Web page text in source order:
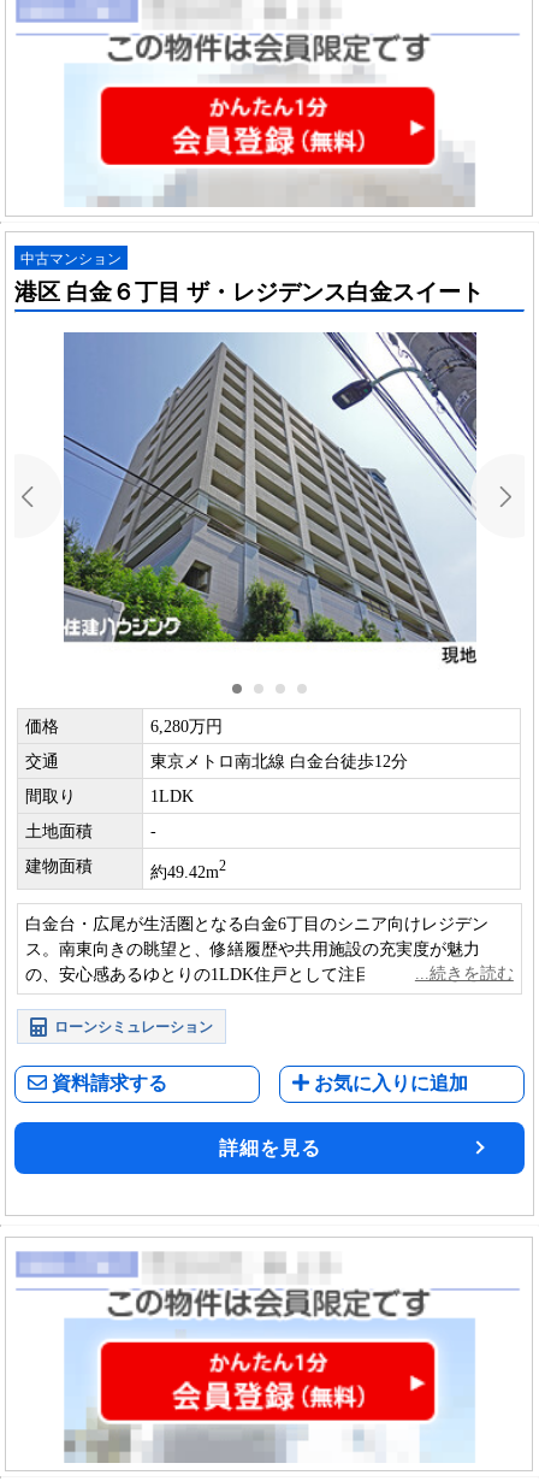
中古マンション
港区 白金６丁目 ザ・レジデンス白金スイート
価格
6,280万円
交通
東京メトロ南北線 白金台徒歩12分
間取り
1LDK
土地面積
-
建物面積
約49.42m2
白金台・広尾が生活圏となる白金6丁目のシニア向けレジデン
ス。南東向きの眺望と、修繕履歴や共用施設の充実度が魅力
の、安心感あるゆとりの1LDK住戸として注目です。
ローンシミュレーション
資料請求する お気に入りに追加
詳細を見る